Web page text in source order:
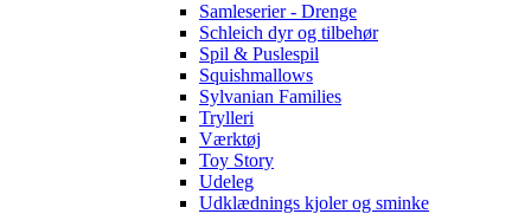
Samleserier - Drenge
Schleich dyr og tilbehør
Spil & Puslespil
Squishmallows
Sylvanian Families
Trylleri
Værktøj
Toy Story
Udeleg
Udklædnings kjoler og sminke